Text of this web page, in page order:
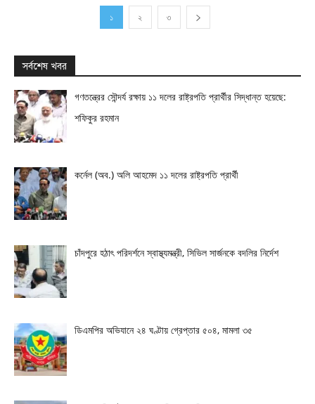
১ ২ ৩
সর্বশেষ খবর
গণতন্ত্রের সৌন্দর্য রক্ষায় ১১ দলের রাষ্ট্রপতি প্রার্থীর সিদ্ধান্ত হয়েছে:
শফিকুর রহমান
কর্নেল (অব.) অলি আহমেদ ১১ দলের রাষ্ট্রপতি প্রার্থী
চাঁদপুরে হঠাৎ পরিদর্শনে স্বাস্থ্যমন্ত্রী, সিভিল সার্জনকে বদলির নির্দেশ
ডিএমপির অভিযানে ২৪ ঘণ্টায় গ্রেপ্তার ৫০৪, মামলা ৩৫